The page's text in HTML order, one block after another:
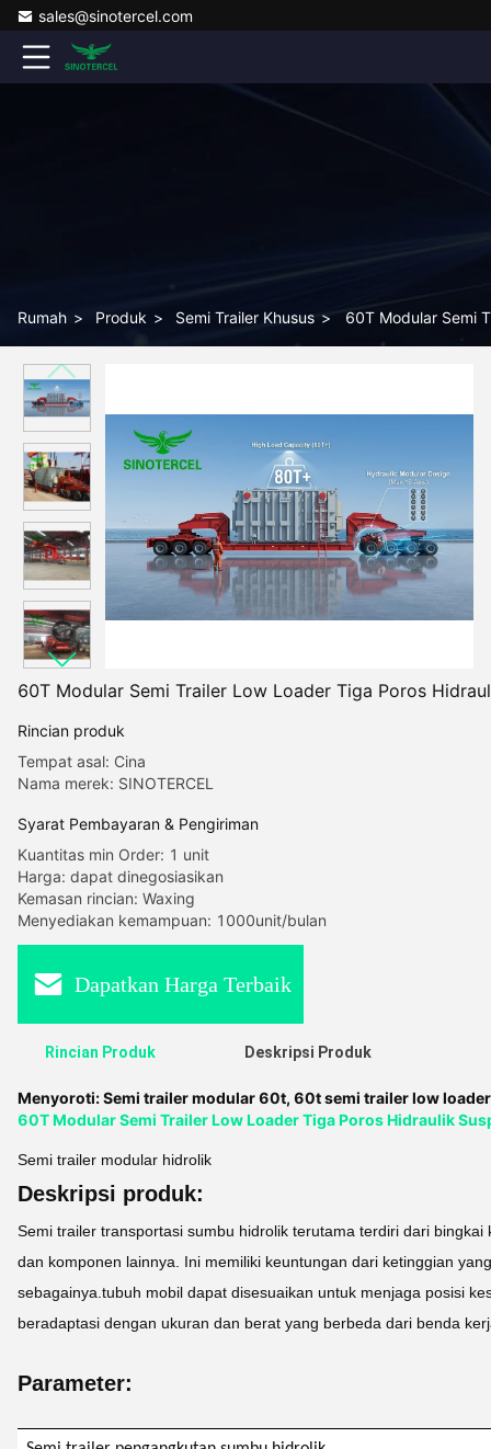
sales@sinotercel.com
Rumah > Produk > Semi Trailer Khusus > 60T Modular Semi
60T Modular Semi Trailer Low Loader Tiga Poros
Rincian produk
Tempat asal: Cina
Nama merek: SINOTERCEL
Syarat Pembayaran & Pengiriman
Kuantitas min Order: 1 unit
Harga: dapat dinegosiasikan
Kemasan rincian: Waxing
Menyediakan kemampuan: 1000unit/bulan
Dapatkan Harga Terbaik
Rincian Produk Deskripsi Produk
Menyoroti:Semi trailer modular 60t, 60t semi trailer low loader
60T Modular Semi Trailer Low Loader Tiga Poros Hidraulik
Semi trailer modular hidrolik
Deskripsi produk:
Semi trailer transportasi sumbu hidrolik terutama terdiri dari
dan komponen lainnya. Ini memiliki keuntungan dari ketinggian
sebagainya.tubuh mobil dapat disesuaikan untuk menjaga posisi
beradaptasi dengan ukuran dan berat yang berbeda dari benda
Parameter: